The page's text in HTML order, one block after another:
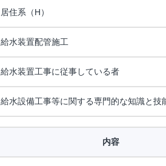
居住系（H）
給水装置配管施工
給水装置工事に従事している者
給水設備工事等に関する専門的な知識と技
内容